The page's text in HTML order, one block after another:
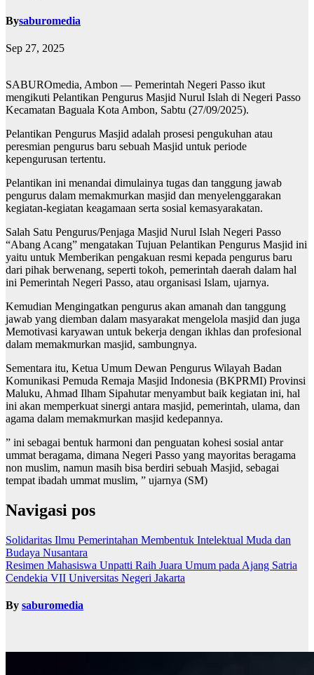
Bysaburomedia
Sep 27, 2025
SABUROmedia, Ambon — Pemerintah Negeri Passo ikut
mengikuti Pelantikan Pengurus Masjid Nurul Islah di Negeri Passo
Kecamatan Baguala Kota Ambon, Sabtu (27/09/2025).
Pelantikan Pengurus Masjid adalah prosesi pengukuhan atau
peresmian pengurus baru sebuah Masjid untuk periode
kepengurusan tertentu.
Pelantikan ini menandai dimulainya tugas dan tanggung jawab
pengurus dalam memakmurkan masjid dan menyelenggarakan
kegiatan-kegiatan keagamaan serta sosial kemasyarakatan.
Salah Satu Pengurus/Penjaga Masjid Nurul Islah Negeri Passo
“Abang Acang” mengatakan Tujuan Pelantikan Pengurus Masjid ini
yaitu untuk Memberikan pengakuan resmi kepada pengurus baru
dari pihak berwenang, seperti tokoh, pemerintah daerah dalam hal
ini Pemerintah Negeri Passo, atau organisasi Islam, ujarnya.
Kemudian Mengingatkan pengurus akan amanah dan tanggung
jawab yang diemban dalam masyarakat mengelola masjid dan juga
Memotivasi karyawan untuk bekerja dengan ikhlas dan profesional
dalam memakmurkan masjid, sambungnya.
Sementara itu, Ketua Umum Dewan Pengurus Wilayah Badan
Komunikasi Pemuda Remaja Masjid Indonesia (BKPRMI) Provinsi
Maluku, Ahmad Ilham Sipahutar menyambut baik kegiatan ini, hal
ini akan memperkuat sinergi antara masjid, pemerintah, ulama, dan
agama dalam memakmurkan masjid kedepannya.
” ini sebagai bentuk harmoni dan penguatan kohesi sosial antar
ummat beragama, dimana Negeri Passo yang mayoritas beragama
non muslim, namun masih bisa berdiri sebuah Masjid, sebagai
tempat ibadah ummat muslim, ” ujarnya (SM)
Navigasi pos
Solidaritas Ilmu Pemerintahan Membentuk Intelektual Muda dan
Budaya Nusantara
Resimen Mahasiswa Unpatti Raih Juara Umum pada Ajang Satria
Cendekia VII Universitas Negeri Jakarta
By saburomedia